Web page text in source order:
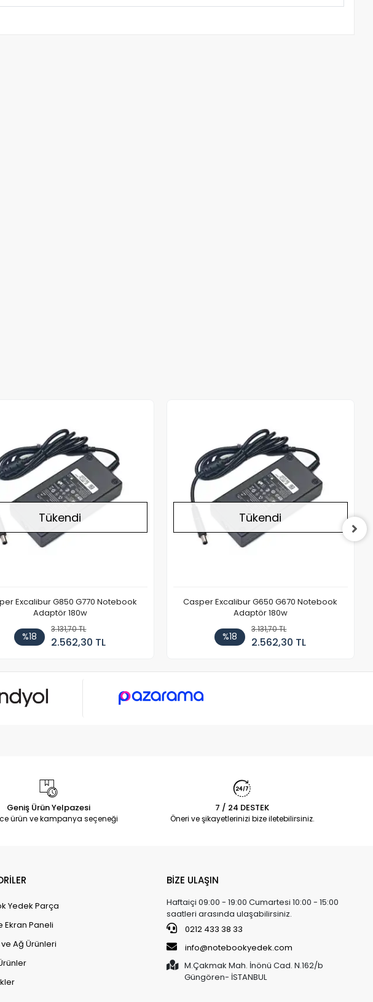
Tükendi
Excalibur G850 G770 Notebook
Adaptör 180w
%18
3.131,70 TL
2.562,30 TL
Tükendi
Casper Excalibur G650 G670 Notebook
Adaptör 180w
%18
3.131,70 TL
2.562,30 TL
Geniş Ürün Yelpazesi
ürün ve kampanya seçeneği
7 / 24 DESTEK
Öneri ve şikayetlerinizi bize iletebilirsiniz.
Yedek Parça
Ekran Paneli
Ağ Ürünleri
BİZE ULAŞIN
Haftaiçi 09:00 - 19:00 Cumartesi 10:00 - 15:00
saatleri arasında ulaşabilirsiniz.
0212 433 38 33
info@notebookyedek.com
M.Çakmak Mah. İnönü Cad. N.162/b
Güngören- İSTANBUL